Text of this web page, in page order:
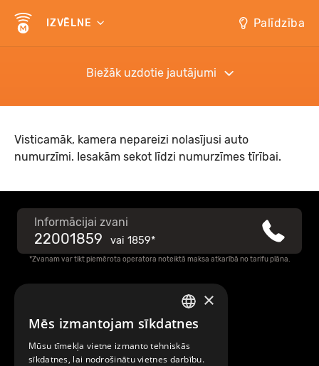
IZVĒLNE Palīdzība
Biežāk uzdotie jautājumi
Visticamāk, kamera nepareizi nolasījusi auto
numurzīmi. Iesakām sekot līdzi numurzīmes tīrībai.
Informācijai zvani
22001859 vai 1859*
*Zvanam var tikt piemērota operatora noteiktā maksa atkarībā no tarifu plāna.
Par Mobilly
LATVIAN
ENGLISH
×
Mēs izmantojam sīkdatnes
Mūsu tīmekļa vietne izmanto tehniskās
sīkdatnes, lai nodrošinātu vietnes darbību.